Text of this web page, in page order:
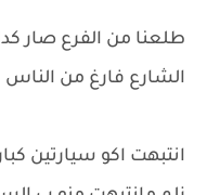
طلعنا من الفرع صار
الشارع فارغ من الناس
انتبهت اكو سيارتين